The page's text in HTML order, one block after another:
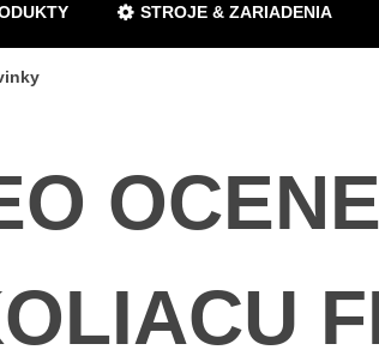
STROJE & ZARIADENIA